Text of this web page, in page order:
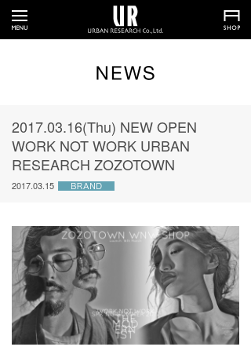
2017.03.16(Thu) NEW OPEN
WORK NOT WORK URBAN
RESEARCH ZOZOTOWN
2017.03.15